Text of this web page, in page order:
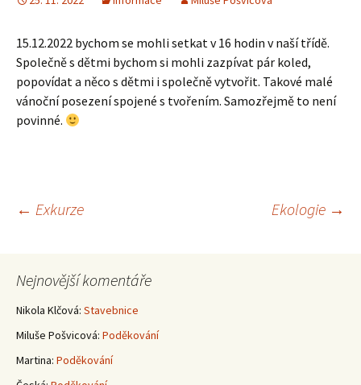
15.12.2022 bychom se mohli setkat v 16 hodin v naší třídě.
Společně s dětmi bychom si mohli zazpívat pár koled,
popovídat a něco s dětmi i společně vytvořit. Takové malé
vánoční posezení spojené s tvořením. Samozřejmě to není
povinné.
Navigace
pro
příspěvky
← Exkurze Ekologie →
Nejnovější komentáře
Nikola Klčová: Stavebnice
Miluše Pošvicová: Poděkování
Martina: Poděkování